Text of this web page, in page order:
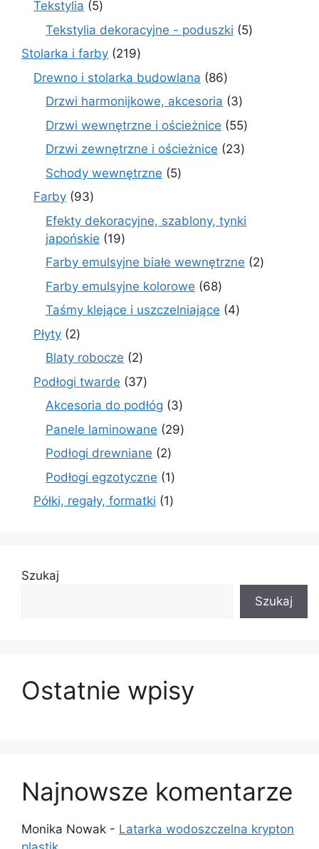
Tekstylia 55
produktów
Tekstylia dekoracyjne - poduszki 55
Stolarka i farby 219219
produktów
Drewno i stolarka budowlana 8686
produktów
Drzwi harmonijkowe, akcesoria 33
produkty
Drzwi wewnętrzne i ościeżnice 5555
produktów
Drzwi zewnętrzne i ościeżnice 2323
Schody wewnętrzne 55
Farby 9393
produkty
Efekty dekoracyjne, szablony, tynki
japońskie
1919
produktów
Farby emulsyjne białe wewnętrzne 22
Farby emulsyjne kolorowe 6868
produktów
Taśmy klejące i uszczelniające 44
Płyty 22
produkty
Blaty robocze 22
produkty
Podłogi twarde 3737
produktów
Akcesoria do podłóg 33
produkty
Panele laminowane 2929
Podłogi drewniane 22
produkty
Podłogi egzotyczne 11
produkt
Półki, regały, formatki 11
Szukaj
Szukaj
Ostatnie wpisy
Najnowsze komentarze
Monika Nowak - Latarka wodoszczelna krypton